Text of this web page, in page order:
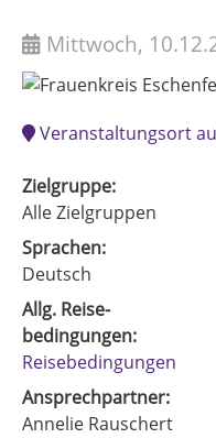
Mittwoch,
Veranstaltungsort
Zielgruppe:
Alle Zielgruppen
Sprachen:
Deutsch
Allg. Reise-
bedingungen:
Reisebedingungen
Ansprechpartner:
Annelie Rauschert